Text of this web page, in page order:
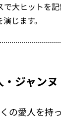
大ヒットを
じます。
ジャン
の愛人を